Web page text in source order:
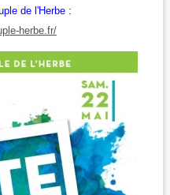
de l'Herbe :
herbe.fr/